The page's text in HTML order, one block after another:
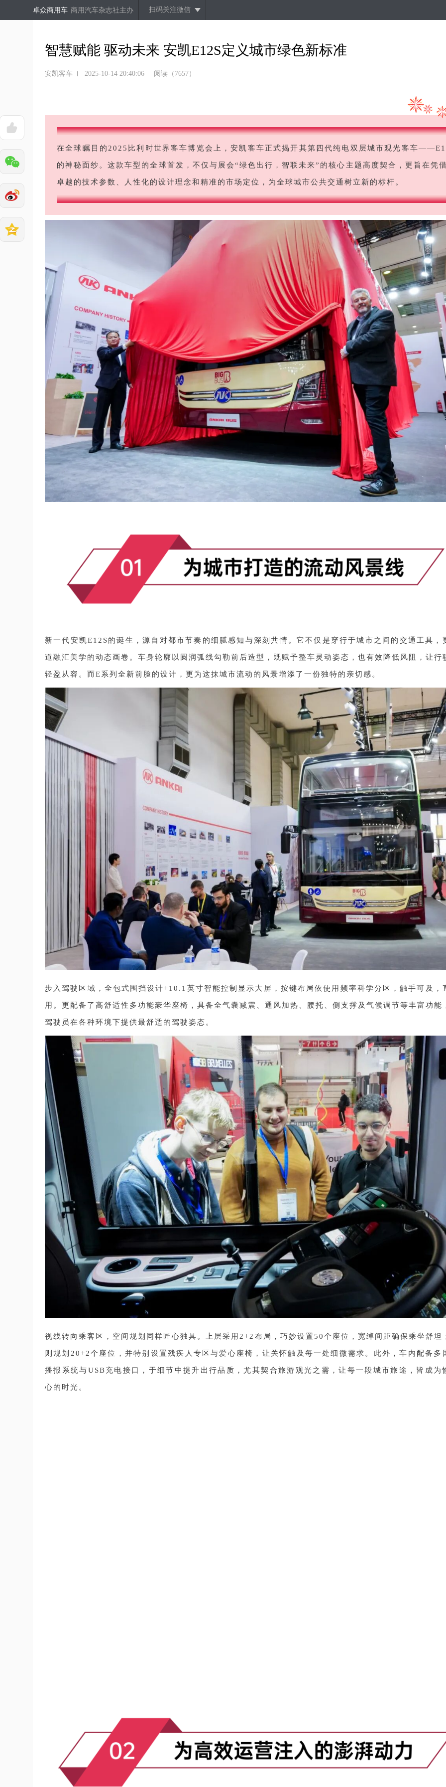
要
卓众商用车 商用汽车杂志社主办 扫码关注微信
智慧赋能 驱动未来 安凯E12S定义城市绿色新标准
安凯客车 2025-10-14 20:40:06 阅读（7657）
在全球瞩目的2025比利时世界客车博览会上，安凯客车正式揭开其第四代纯电双层城市观光客车
的神秘面纱。这款车型的全球首发，不仅与展会“绿色出行，智联未来”的核心主题高度契合，更旨在凭
卓越的技术参数、人性化的设计理念和精准的市场定位，为全球城市公共交通树立新的标杆。
新一代安凯E12S的诞生，源自对都市节奏的细腻感知与深刻共情。它不仅是穿行于城市之间的交通工具，
道融汇美学的动态画卷。车身轮廓以圆润弧线勾勒前后造型，既赋予整车灵动姿态，也有效降低风阻，让行
轻盈从容。而E系列全新前脸的设计，更为这抹城市流动的风景增添了一份独特的亲切感。
步入驾驶区域，全包式围挡设计+10.1英寸智能控制显示大屏，按键布局依使用频率科学分区，触手可及，
用。更配备了高舒适性多功能豪华座椅，具备全气囊减震、通风加热、腰托、侧支撑及气候调节等丰富功能
驾驶员在各种环境下提供最舒适的驾驶姿态。
视线转向乘客区，空间规划同样匠心独具。上层采用2+2布局，巧妙设置50个座位，宽绰间距确保乘坐舒坦
则规划20+2个座位，并特别设置残疾人专区与爱心座椅，让关怀触及每一处细微需求。此外，车内配备多
播报系统与USB充电接口，于细节中提升出行品质，尤其契合旅游观光之需，让每一段城市旅途，皆成为
心的时光。